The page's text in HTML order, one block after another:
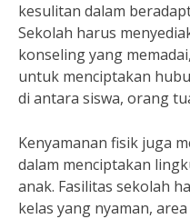
kesulitan dalam
Sekolah harus
konseling yang
untuk menciptakan
di antara siswa, orang
Kenyamanan fisik juga
dalam menciptakan
anak. Fasilitas sekolah
kelas yang nyaman,